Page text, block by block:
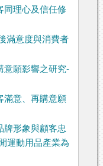
同理心及信任修
滿意度與消費者
意願影響之研究-
滿意、再購意願
牌形象與顧客忠
運動用品產業為